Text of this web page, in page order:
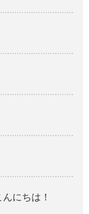
にちは！